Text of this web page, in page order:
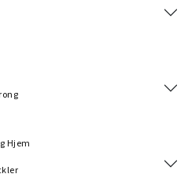
Hjem